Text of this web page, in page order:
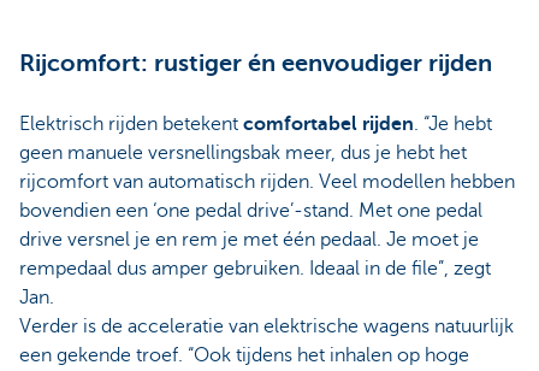
Rijcomfort: rustiger én eenvoudiger rijden
Elektrisch rijden betekent comfortabel rijden. “Je hebt
geen manuele versnellingsbak meer, dus je hebt het
rijcomfort van automatisch rijden. Veel modellen hebben
bovendien een ‘one pedal drive’-stand. Met one pedal
drive versnel je en rem je met één pedaal. Je moet je
rempedaal dus amper gebruiken. Ideaal in de file”, zegt
Jan.
Verder is de acceleratie van elektrische wagens natuurlijk
een gekende troef. “Ook tijdens het inhalen op hoge